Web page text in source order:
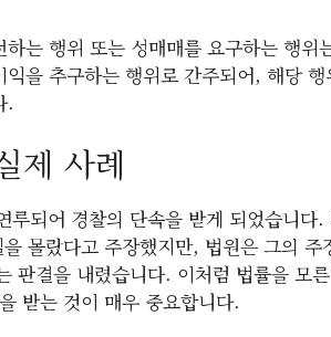
는 행위 또는 성매매를 요구하는 행위
을 추구하는 행위로 간주되어, 해당
.
제 사례
되어 경찰의 단속을 받게 되었습니다
몰랐다고 주장했지만, 법원은 그의
판결을 내렸습니다. 이처럼 법률을 모
받는 것이 매우 중요합니다.